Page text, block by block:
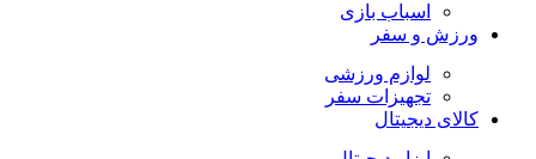
اسباب بازی
ورزش و سفر
لوازم ورزشی
تجهیزات سفر
کالای دیجیتال